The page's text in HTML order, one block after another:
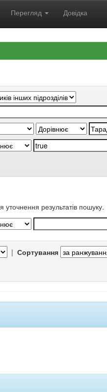
Перегляд Довідка
уточнення результатів пошуку.
| Сортування